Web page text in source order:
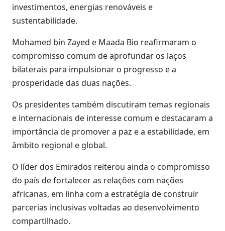
investimentos, energias renováveis e
sustentabilidade.
Mohamed bin Zayed e Maada Bio reafirmaram o
compromisso comum de aprofundar os laços
bilaterais para impulsionar o progresso e a
prosperidade das duas nações.
Os presidentes também discutiram temas regionais
e internacionais de interesse comum e destacaram a
importância de promover a paz e a estabilidade, em
âmbito regional e global.
O líder dos Emirados reiterou ainda o compromisso
do país de fortalecer as relações com nações
africanas, em linha com a estratégia de construir
parcerias inclusivas voltadas ao desenvolvimento
compartilhado.